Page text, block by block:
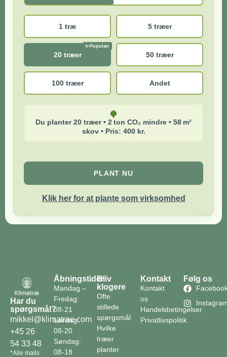
1 træ 5 træer
20 træer 50 træer
100 træer Andet
Du planter 20 træer • 2 ton CO₂ mindre • 58 m²
skov • Pris: 400 kr.
PLANT NU
Klik her for at plante som virksomhed
Har du
spørgsmål?
mikkel@klimatrae.com
+45 26
54 33 48
*Alle mails
Åbningstider
Mandag –
Fredag:
08-21
Lørdag:
08-20
Søndag:
08-18
Bliv
klogere
Ofte
stillede
spørgsmål
Hvilke
træer
planter
Kontakt
Kontakt
os
Handelsbetingelser
Privatlivspolitik
Følg os